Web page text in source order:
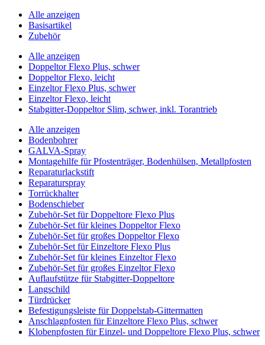
Alle anzeigen
Basisartikel
Zubehör
Alle anzeigen
Doppeltor Flexo Plus, schwer
Doppeltor Flexo, leicht
Einzeltor Flexo Plus, schwer
Einzeltor Flexo, leicht
Stabgitter-Doppeltor Slim, schwer, inkl. Torantrieb
Alle anzeigen
Bodenbohrer
GALVA-Spray
Montagehilfe für Pfostenträger, Bodenhülsen, Metallpfosten
Reparaturlackstift
Reparaturspray
Torrückhalter
Bodenschieber
Zubehör-Set für Doppeltore Flexo Plus
Zubehör-Set für kleines Doppeltor Flexo
Zubehör-Set für großes Doppeltor Flexo
Zubehör-Set für Einzeltore Flexo Plus
Zubehör-Set für kleines Einzeltor Flexo
Zubehör-Set für großes Einzeltor Flexo
Auflaufstütze für Stabgitter-Doppeltore
Langschild
Türdrücker
Befestigungsleiste für Doppelstab-Gittermatten
Anschlagpfosten für Einzeltore Flexo Plus, schwer
Klobenpfosten für Einzel- und Doppeltore Flexo Plus, schwer